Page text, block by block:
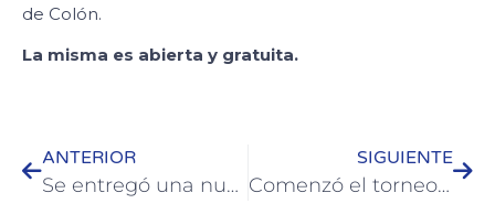
de Colón.
La misma es abierta y gratuita.
ANTERIOR
Se entregó una nueva tanda de aportes para emprendedores locales
SIGUIENTE
Comenzó el torneo de Fútbol 7 Femenino en Colón